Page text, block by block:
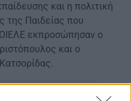
και η πολιτική
της Παιδείας που
εκπροσώπησαν ο
και ο